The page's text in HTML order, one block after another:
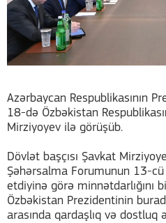
Azərbaycan Respublikasının
18-də Özbəkistan
Mirziyoyev ilə görüşüb.
Dövlət başçısı Şavkat
Şəhərsalma Forumunun 13-
etdiyinə görə minnətdarlığını
Özbəkistan Prezidentinin
arasında qardaşlıq və